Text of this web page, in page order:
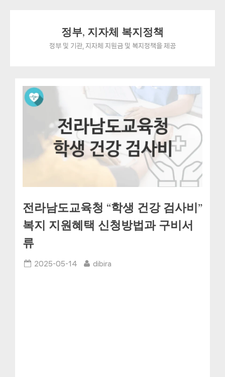
정부, 지자체 복지정책
정부 및 기관, 지자체 지원금 및 복지정책을 제공
전라남도교육청 “학생 건강 검사비”
복지 지원혜택 신청방법과 구비서
류
Posted
2025-05-14 By
dibira